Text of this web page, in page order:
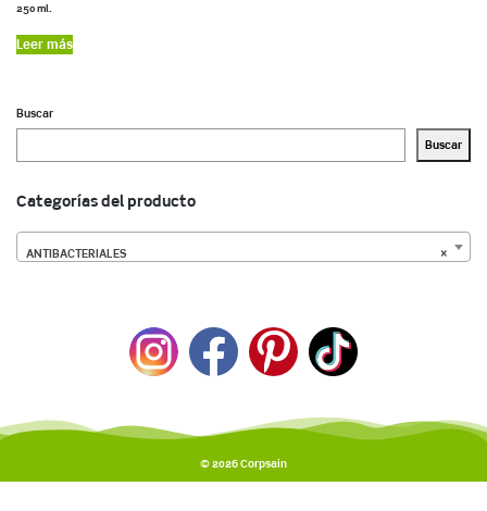
250 ml.
Leer más
Buscar
Buscar
Categorías del producto
×
ANTIBACTERIALES
© 2026Corpsain